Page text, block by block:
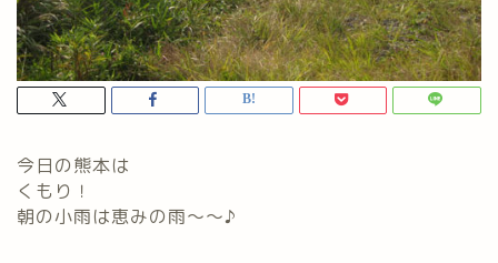
今日の熊本は
くもり！
朝の小雨は恵みの雨～～♪